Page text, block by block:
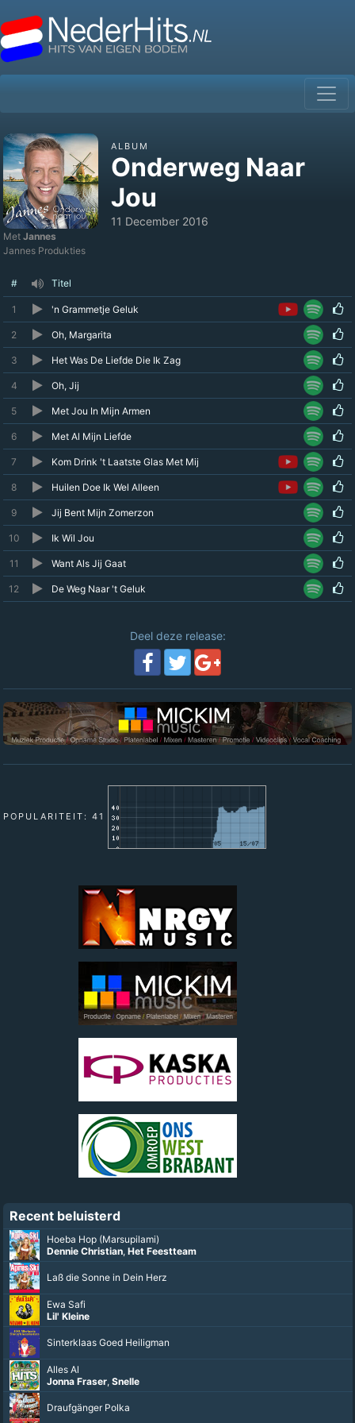
ALBUM
Onderweg Naar
Jou
11 December 2016
Met Jannes
Jannes Produkties
# Titel
1 'n Grammetje Geluk
2 Oh, Margarita
3 Het Was De Liefde Die Ik Zag
4 Oh, Jij
5 Met Jou In Mijn Armen
6 Met Al Mijn Liefde
7 Kom Drink 't Laatste Glas Met Mij
8 Huilen Doe Ik Wel Alleen
9 Jij Bent Mijn Zomerzon
10 Ik Wil Jou
11 Want Als Jij Gaat
12 De Weg Naar 't Geluk
Deel deze release:
POPULARITEIT: 41
Recent beluisterd
Hoeba Hop (Marsupilami)
Dennie Christian, Het Feestteam
Laß die Sonne in Dein Herz
Ewa Safi
Lil' Kleine
Sinterklaas Goed Heiligman
Alles Al
Jonna Fraser, Snelle
Draufgänger Polka